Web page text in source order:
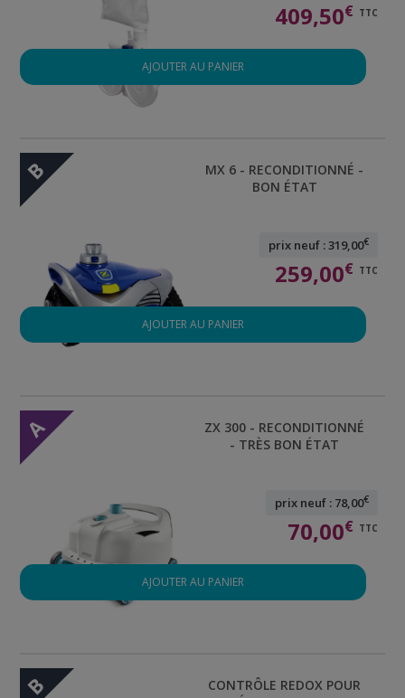
409,50€ TTC
AJOUTER AU PANIER
B
MX 6 - RECONDITIONNÉ -
BON ÉTAT
prix neuf : 319,00€
259,00€ TTC
AJOUTER AU PANIER
A
ZX 300 - RECONDITIONNÉ
- TRÈS BON ÉTAT
prix neuf : 78,00€
70,00€ TTC
AJOUTER AU PANIER
B
CONTRÔLE REDOX POUR